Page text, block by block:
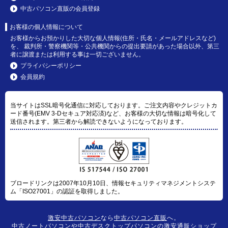
中古パソコン直販の会員登録
お客様の個人情報について
お客様からお預かりした大切な個人情報(住所・氏名・メールアドレスなど)
を、 裁判所・警察機関等・公共機関からの提出要請があった場合以外、第三
者に譲渡または利用する事は一切ございません。
プライバシーポリシー
会員規約
当サイトはSSL暗号化通信に対応しております。ご注文内容やクレジットカ
ード番号(EMV 3-Dセキュア対応済)など、お客様の大切な情報は暗号化して
送信されます。第三者から解読できないようになっております。
ブロードリンクは2007年10月10日、情報セキュリティマネジメントシステ
ム「ISO27001」の認証を取得しました。
激安中古パソコンなら 中古パソコン直販 へ。
中古ノートパソコンや中古デスクトップパソコンの激安通販ショップ